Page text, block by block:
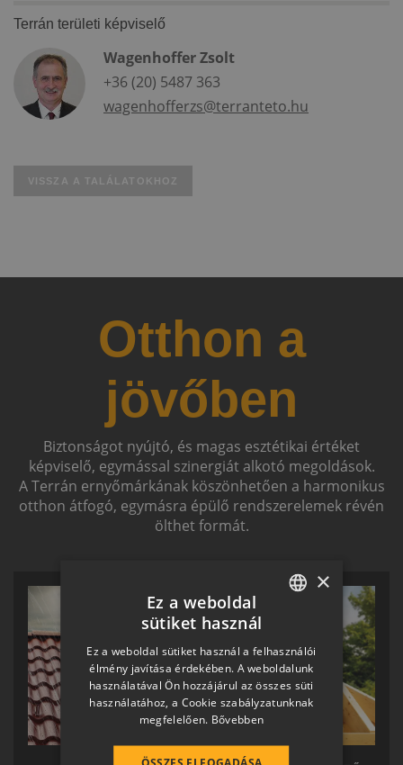
Terrán területi képviselő
Wagenhoffer Zsolt
+36 (20) 5487 363
wagenhofferzs@terranteto.hu
VISSZA A TALÁLATOKHOZ
Otthon a
jövőben
Biztonságot nyújtó, és magas esztétikai értéket
képviselő, egymással szinergiát alkotó megoldások.
A Terrán ernyőmárkának köszönhetően a harmonikus
otthon átfogó, egymásra épülő rendszerelemek révén
ölthet formát.
HUNGARIAN
SLOVAK
GERMAN
ROMANIAN
×
Ez a weboldal
sütiket használ
Ez a weboldal sütiket használ a felhasználói
élmény javítása érdekében. A weboldalunk
használatával Ön hozzájárul az összes süti
használatához, a Cookie szabályzatunknak
megfelelően. Bővebben